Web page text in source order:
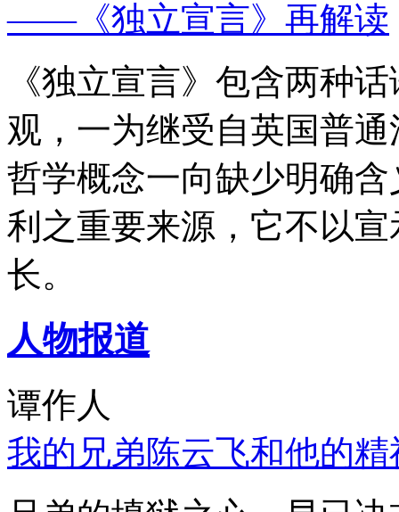
——《独立宣言》再解读
《独立宣言》包含两种
观，一为继受自英国普
哲学概念一向缺少明确
利之重要来源，它不以
长。
人物报道
谭作人
我的兄弟陈云飞和他的